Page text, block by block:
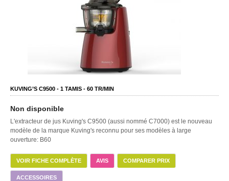
KUVING’S C9500 - 1 TAMIS - 60 TR/MIN
Non disponible
L'extracteur de jus Kuving's C9500 (aussi nommé C7000) est le nouveau
modèle de la marque Kuving's reconnu pour ses modèles à large
ouverture: B60
VOIR FICHE COMPLÈTE AVIS COMPARER PRIX
ACCESSOIRES